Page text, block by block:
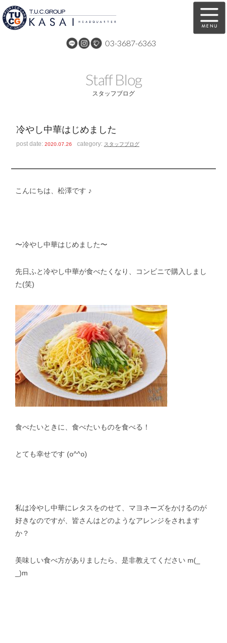
03-3687-6363
全国納車
スタッフblog
ホーム T.U.C.GROUP
Staff Blog
スタッフブログ
冷やし中華はじめました
post date:2020.07.26 category: スタッフブログ
こんにちは、松澤です ♪
〜冷やし中華はじめました〜
先日ふと冷やし中華が食べたくなり、コンビニで購入しまし
た(笑)
食べたいときに、食べたいものを食べる！
とても幸せです (o^^o)
私は冷やし中華にレタスをのせて、マヨネーズをかけるのが
好きなのですが、皆さんはどのようなアレンジをされます
か？
美味しい食べ方がありましたら、是非教えてください m(_
_)m